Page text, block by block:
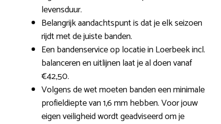
levensduur.
Belangrijk aandachtspunt is dat je elk seizoen
rijdt met de juiste banden.
Een bandenservice op locatie in Loerbeek incl.
balanceren en uitlijnen laat je al doen vanaf
€42,50.
Volgens de wet moeten banden een minimale
profieldiepte van 1,6 mm hebben. Voor jouw
eigen veiligheid wordt geadviseerd om je